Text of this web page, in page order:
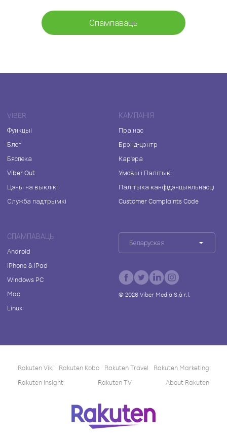
Спампаваць
VIBER
Функцыі
Блог
Бяспека
Viber Out
Цэны на выклікі
Служба падтрымкі
КАМПАНІЯ
Пра нас
Брэнд-цэнтр
Кар'ера
Умовы і Палітыкі
Палітыка канфідэнцыяльнасці
Customer Complaints Code
СПАМПАВАЦЬ
Android
iPhone & iPad
Windows PC
Mac
Linux
Беларуская
© 2026Viber Media S.à r.l.
Rakuten Viki Rakuten Kobo Rakuten Travel
Rakuten Marketing
Rakuten Insight
Rakuten TV About Rakuten